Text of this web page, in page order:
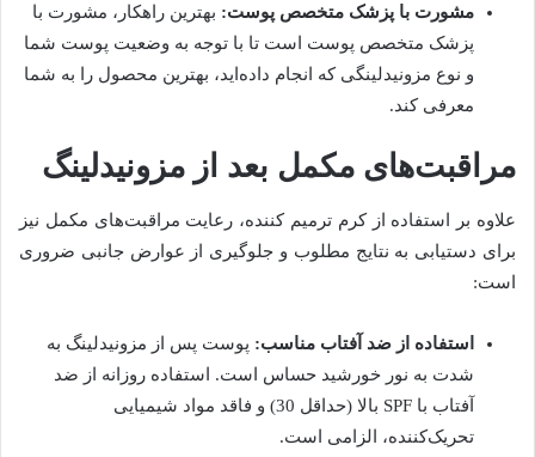
مشورت با پزشک متخصص پوست: بهترین راهکار، مشورت با
پزشک متخصص پوست است تا با توجه به وضعیت پوست شما
و نوع مزونیدلینگی که انجام داده‌اید، بهترین محصول را به شما
معرفی کند.
مراقبت‌های مکمل بعد از مزونیدلینگ
علاوه بر استفاده از کرم ترمیم کننده، رعایت مراقبت‌های مکمل نیز
برای دستیابی به نتایج مطلوب و جلوگیری از عوارض جانبی ضروری
است:
استفاده از ضد آفتاب مناسب: پوست پس از مزونیدلینگ به
شدت به نور خورشید حساس است. استفاده روزانه از ضد
آفتاب با SPF بالا (حداقل 30) و فاقد مواد شیمیایی
تحریک‌کننده، الزامی است.